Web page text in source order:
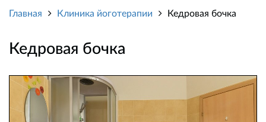
Главная Клиника йоготерапии Кедровая бочка
Кедровая бочка